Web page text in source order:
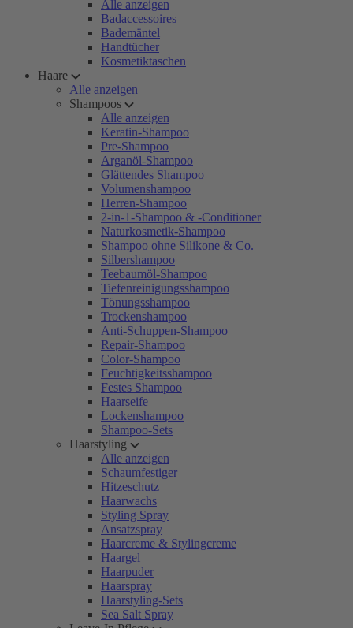
Alle anzeigen
Badaccessoires
Bademäntel
Handtücher
Kosmetiktaschen
Haare
Alle anzeigen
Shampoos
Alle anzeigen
Keratin-Shampoo
Pre-Shampoo
Arganöl-Shampoo
Glättendes Shampoo
Volumenshampoo
Herren-Shampoo
2-in-1-Shampoo & -Conditioner
Naturkosmetik-Shampoo
Shampoo ohne Silikone & Co.
Silbershampoo
Teebaumöl-Shampoo
Tiefenreinigungsshampoo
Tönungsshampoo
Trockenshampoo
Anti-Schuppen-Shampoo
Repair-Shampoo
Color-Shampoo
Feuchtigkeitsshampoo
Festes Shampoo
Haarseife
Lockenshampoo
Shampoo-Sets
Haarstyling
Alle anzeigen
Schaumfestiger
Hitzeschutz
Haarwachs
Styling Spray
Ansatzspray
Haarcreme & Stylingcreme
Haargel
Haarpuder
Haarspray
Haarstyling-Sets
Sea Salt Spray